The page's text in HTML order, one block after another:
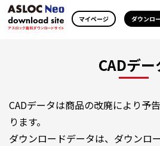
マイページ ダウンロ
CADデー
CADデータは商品の改廃により予
ります。
ダウンロードデータは、ダウンロ